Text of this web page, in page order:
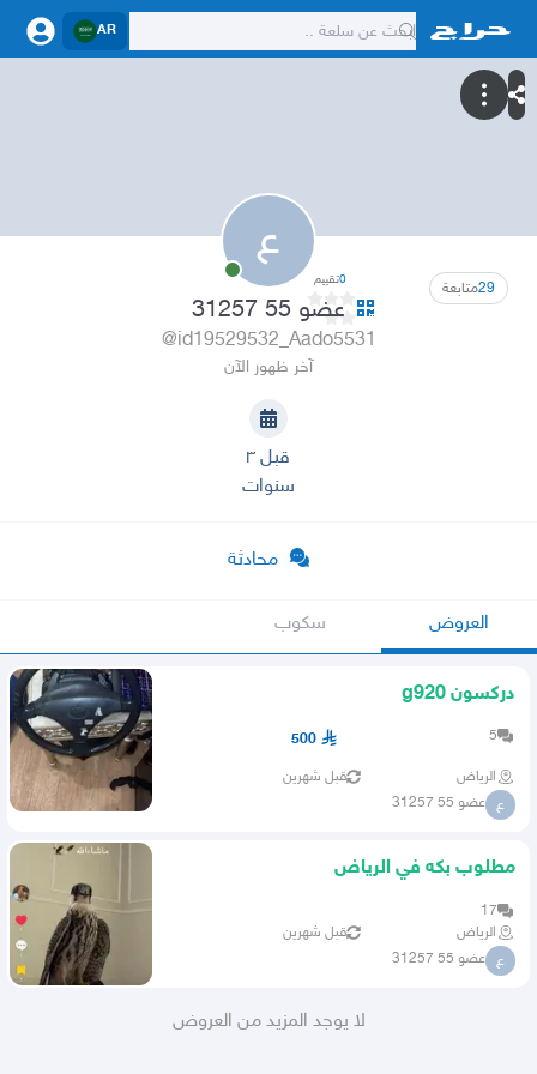
AR
ع
29متابعة 0تقييم
عضو 55 31257
@id19529532_Aado5531
آخر ظهور الآن
قبل ٣
سنوات
محادثة
العروض سكوب
دركسون g920
5
500
الرياض قبل شهرين
ع عضو 55 31257
مطلوب بكه في الرياض
17
الرياض
قبل شهرين
ع عضو 55 31257
لا يوجد المزيد من العروض